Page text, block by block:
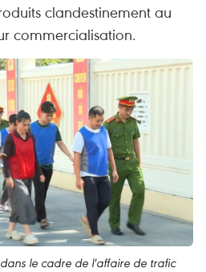
clandestinement au
commercialisation.
dans le cadre de l'affaire de trafic